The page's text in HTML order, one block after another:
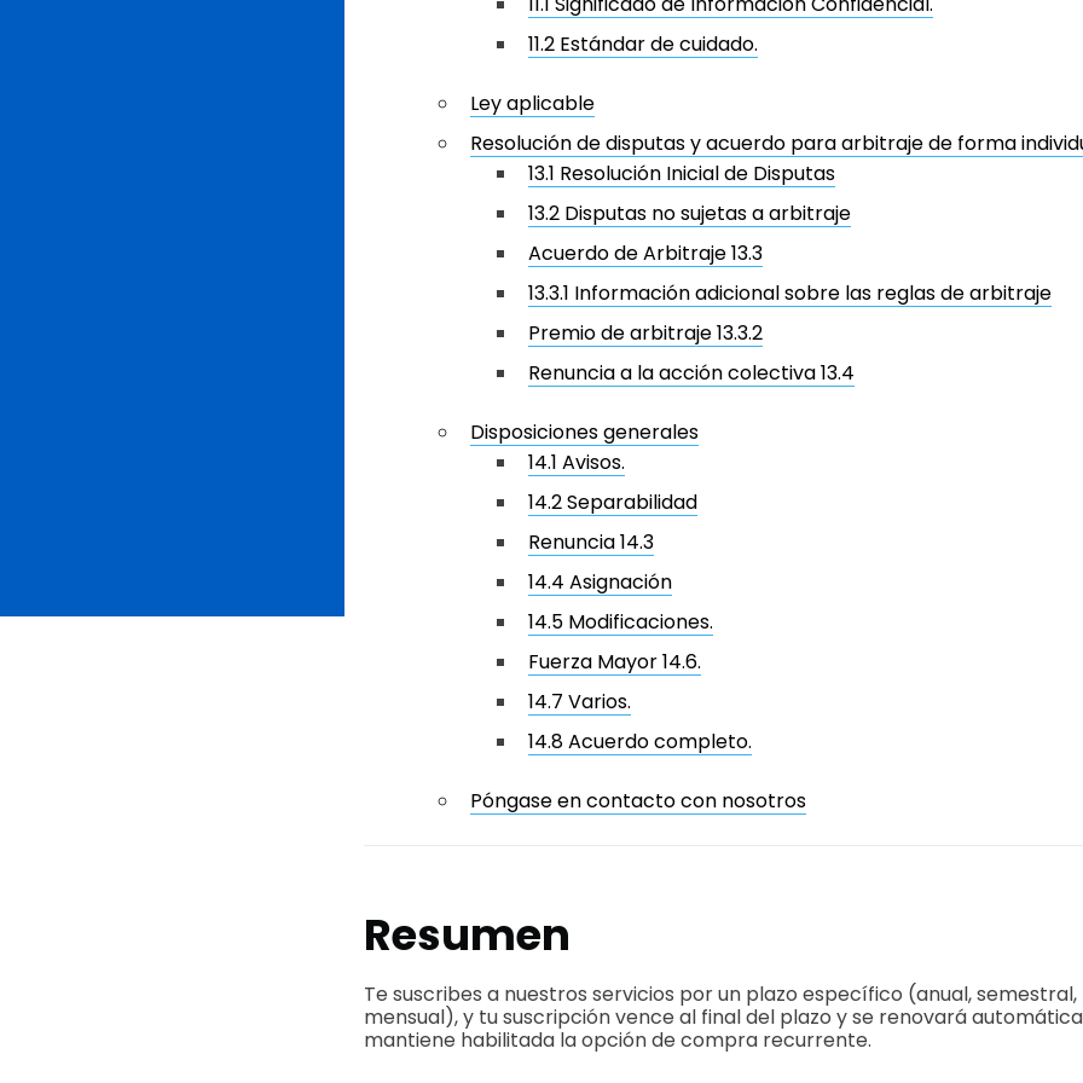
11.2 Estándar de cuidado.
Ley aplicable
Resolución de disputas y acuerdo para arbitraje de forma
13.1 Resolución Inicial de Disputas
13.2 Disputas no sujetas a arbitraje
Acuerdo de Arbitraje 13.3
13.3.1 Información adicional sobre las reglas de arbitraje
Premio de arbitraje 13.3.2
Renuncia a la acción colectiva 13.4
Disposiciones generales
14.1 Avisos.
14.2 Separabilidad
Renuncia 14.3
14.4 Asignación
14.5 Modificaciones.
Fuerza Mayor 14.6.
14.7 Varios.
14.8 Acuerdo completo.
Póngase en contacto con nosotros
Resumen
Te suscribes a nuestros servicios por un plazo específico (anual,
mensual), y tu suscripción vence al final del plazo y se renovará
mantiene habilitada la opción de compra recurrente.